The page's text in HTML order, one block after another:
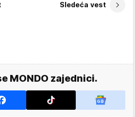
Sledeća vest
MONDO zajednici.